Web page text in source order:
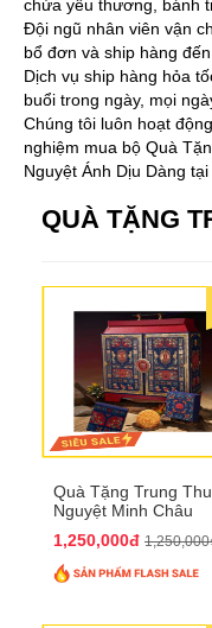
chứa yêu thương, bánh
Đội ngũ nhân viên vận
bổ đơn và ship hàng
Dịch vụ ship hàng hỏa
buổi trong ngày, mọi
Chúng tôi luôn hoạt
nghiệm mua bộ Quà
Nguyệt Ánh Dịu Dàng
QUÀ TẶNG
Quà Tặng Trung
Nguyệt Minh Châu
1,250,000đ